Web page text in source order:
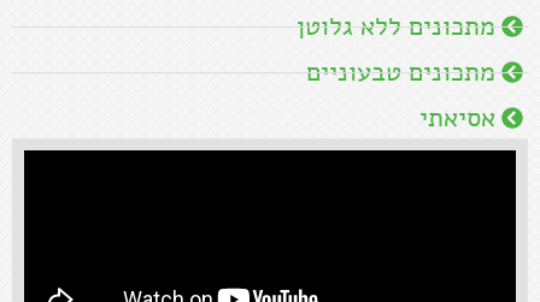
מתכונים ללא גלוטן
מתכונים טבעוניים
אסיאתי